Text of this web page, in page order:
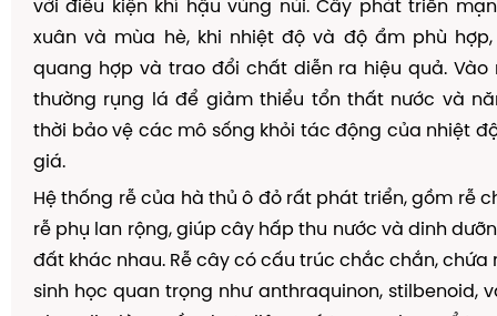
với điều kiện khí hậu vùng núi. Cây phát triển
xuân và mùa hè, khi nhiệt độ và độ ẩm phù
quang hợp và trao đổi chất diễn ra hiệu quả. Vào
thường rụng lá để giảm thiểu tổn thất nước và
thời bảo vệ các mô sống khỏi tác động của nhiệt
giá.
Hệ thống rễ của hà thủ ô đỏ rất phát triển, gồm rễ
rễ phụ lan rộng, giúp cây hấp thu nước và dinh
đất khác nhau. Rễ cây có cấu trúc chắc chắn, chứa
sinh học quan trọng như anthraquinon, stilbenoid,